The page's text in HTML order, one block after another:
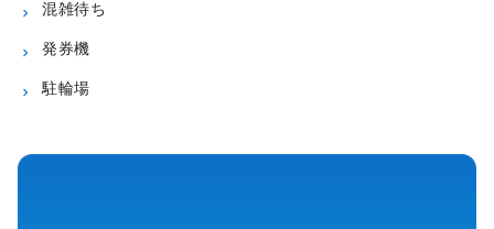
混雑待ち
発券機
駐輪場